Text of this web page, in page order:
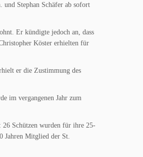
Stephan Schäfer ab sofort
Er kündigte jedoch an, dass
Köster erhielten für
er die Zustimmung des
im vergangenen Jahr zum
26 Schützen wurden für ihre 25-
Jahren Mitglied der St.